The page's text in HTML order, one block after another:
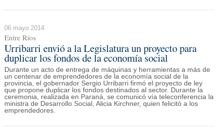
06 mayo 2014
Entre Ríos
Urribarri envió a la Legislatura un proyecto para
duplicar los fondos de la economía social
Durante un acto de entrega de máquinas y herramientas a más de
un centenar de emprendedores de la economía social de la
provincia, el gobernador Sergio Urribarri firmó el proyecto de ley
que propone duplicar los fondos destinados al sector. Durante la
ceremonia, realizada en Paraná, se comunicó vía teleconferencia la
ministra de Desarrollo Social, Alicia Kirchner, quien felicitó a los
emprendedores.